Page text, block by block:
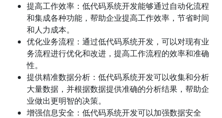
提高工作效率：低代码系统开发能够通过自动化流程
和集成各种功能，帮助企业提高工作效率，节省时间
和人力成本。
优化业务流程：通过低代码系统开发，可以对现有业
务流程进行优化和改进，提高工作流程的效率和准确
性。
提供精准数据分析：低代码系统开发可以收集和分析
大量数据，并根据数据提供准确的分析结果，帮助企
业做出更明智的决策。
增强信息安全：低代码系统开发可以加强数据安全